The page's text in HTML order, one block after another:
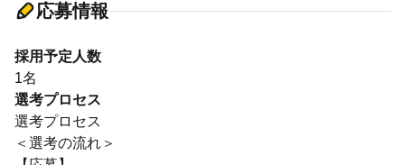
応募情報
採用予定人数
1名
選考プロセス
選考プロセス
＜選考の流れ＞